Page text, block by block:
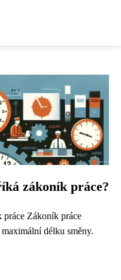
zákoník práce?
práce Zákoník práce
délku směny.